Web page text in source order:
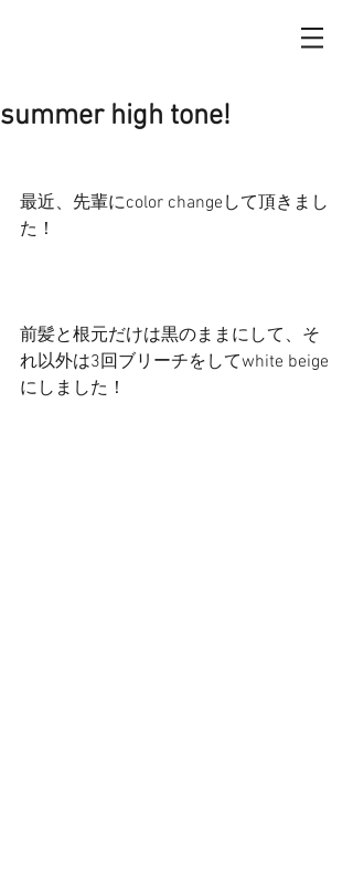
summer high tone!
最近、先輩にcolor changeして頂きまし
た！
前髪と根元だけは黒のままにして、そ
れ以外は3回ブリーチをしてwhite beige
にしました！